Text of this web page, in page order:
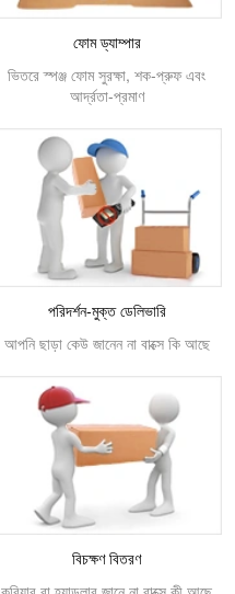
ফোম ড্যাম্পার
ভিতরে স্পঞ্জ ফোম সুরক্ষা, শক-প্রুফ এবং
আর্দ্রতা-প্রমাণ
পরিদর্শন-মুক্ত ডেলিভারি
আপনি ছাড়া কেউ জানেন না বাক্সে কি আছে
বিচক্ষণ বিতরণ